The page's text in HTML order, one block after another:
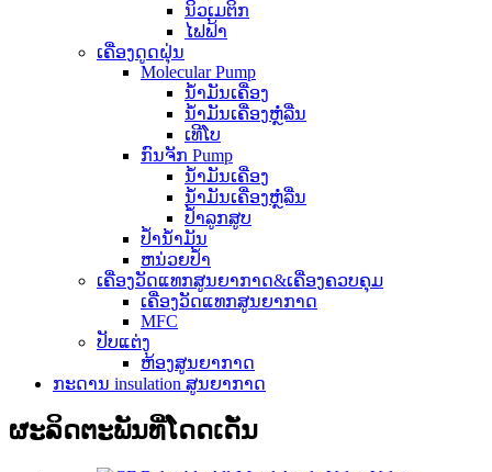
ນິວເມຕິກ
ໄຟຟ້າ
ເຄື່ອງດູດຝຸ່ນ
Molecular Pump
ນ້ຳມັນເຄື່ອງ
ນໍ້າມັນເຄື່ອງຫຼໍ່ລື່ນ
ເທີໂບ
ກົນຈັກ Pump
ນ້ຳມັນເຄື່ອງ
ນໍ້າມັນເຄື່ອງຫຼໍ່ລື່ນ
ປ້ຳລູກສູບ
ປໍ້ານໍ້າມັນ
ຫນ່ວຍປ້ຳ
ເຄື່ອງວັດແທກສູນຍາກາດ&ເຄື່ອງຄວບຄຸມ
ເຄື່ອງວັດແທກສູນຍາກາດ
MFC
ປັບແຕ່ງ
ຫ້ອງສູນຍາກາດ
ກະ​ດານ insulation ສູນຍາກາດ
ຜະລິດຕະພັນທີ່ໂດດເດັ່ນ